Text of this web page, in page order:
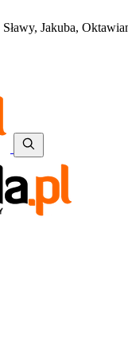
Sławy, Jakuba,